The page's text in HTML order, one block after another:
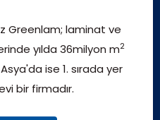
Greenlam; laminat ve
yılda 36milyon m2
ise 1. sırada yer
bir firmadır.